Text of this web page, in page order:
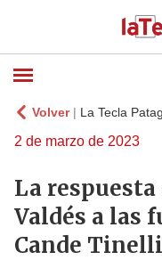
Volver| La Tecla
2 de marzo de 2023
La
Valdés a las
Cande Tinelli